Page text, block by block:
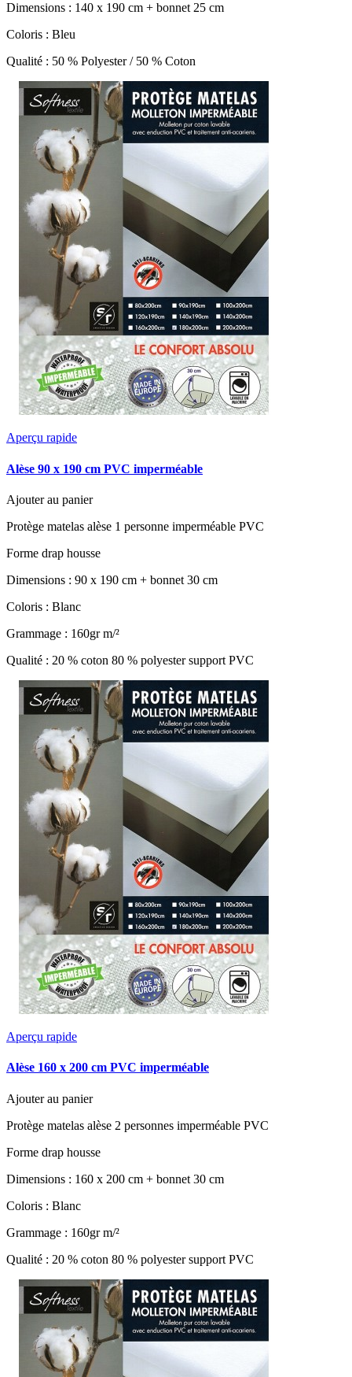
Dimensions : 140 x 190 cm + bonnet 25 cm
Coloris : Bleu
Qualité : 50 % Polyester / 50 % Coton
Aperçu rapide
Alèse 90 x 190 cm PVC imperméable
Ajouter au panier
Protège matelas alèse 1 personne imperméable PVC
Forme drap housse
Dimensions : 90 x 190 cm + bonnet 30 cm
Coloris : Blanc
Grammage : 160gr m/²
Qualité : 20 % coton 80 % polyester support PVC
Aperçu rapide
Alèse 160 x 200 cm PVC imperméable
Ajouter au panier
Protège matelas alèse 2 personnes imperméable PVC
Forme drap housse
Dimensions : 160 x 200 cm + bonnet 30 cm
Coloris : Blanc
Grammage : 160gr m/²
Qualité : 20 % coton 80 % polyester support PVC